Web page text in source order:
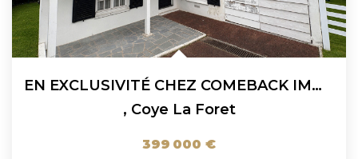
EN EXCLUSIVITÉ CHEZ COMEBACK IMMOBILIER !! Maison À Coye La...
, Coye La Foret
399 000 €